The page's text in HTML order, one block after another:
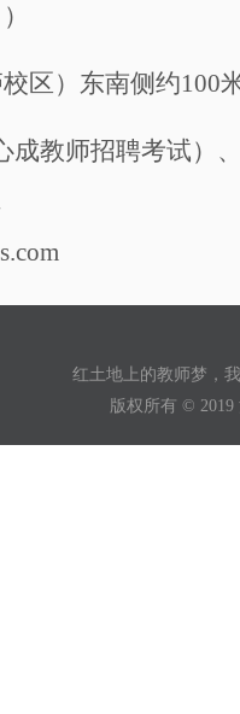
区）东南侧约100
成教师招聘考试）
红土地上的教师梦，
版权所有 ©